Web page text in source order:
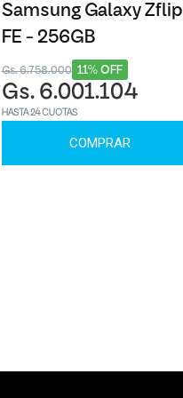
Samsung Galaxy Zflip
FE - 256GB
11% OFF
Gs. 6.758.000
Gs. 6.001.104
HASTA 24 CUOTAS
COMPRAR